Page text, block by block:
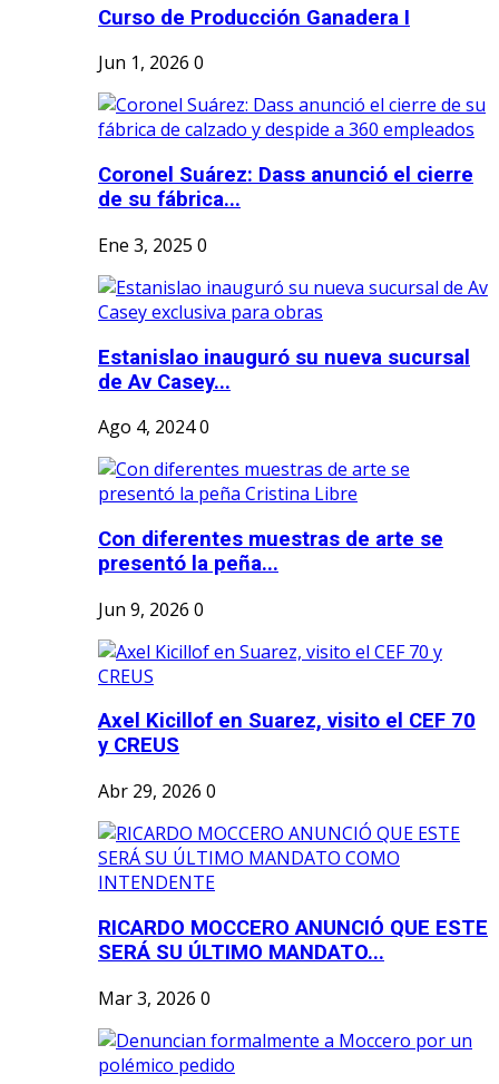
Curso de Producción Ganadera I
Jun 1, 2026 0
Coronel Suárez: Dass anunció el cierre
de su fábrica...
Ene 3, 2025 0
Estanislao inauguró su nueva sucursal
de Av Casey...
Ago 4, 20240
Con diferentes muestras de arte se
presentó la peña...
Jun 9, 2026 0
Axel Kicillof en Suarez, visito el CEF 70
y CREUS
Abr 29, 2026 0
RICARDO MOCCERO ANUNCIÓ QUE ESTE
SERÁ SU ÚLTIMO MANDATO...
Mar 3, 2026 0